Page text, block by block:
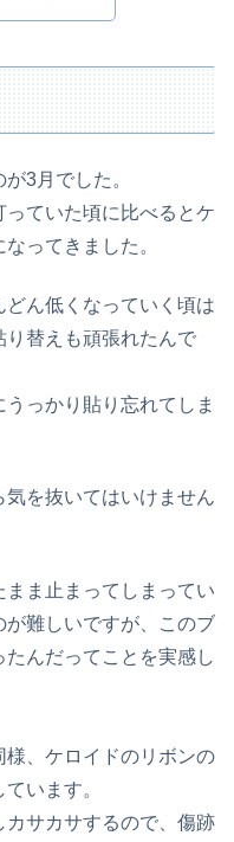
3月でした。
ていた頃に比べるとケ
ってきました。
ん低くなっていく頃は
替えも頑張れたんで
っかり貼り忘れてしま
を抜いてはいけません
ま止まってしまってい
が難しいですが、このブ
んだってことを実感し
様、ケロイドのリボンの
います。
カサカサするので、傷跡